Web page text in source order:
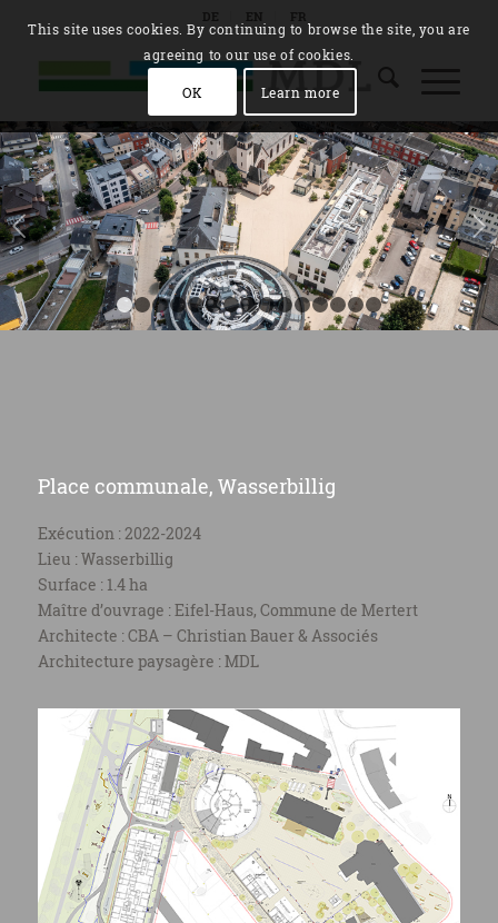
DE EN FR
Suivant
1 2 3 4 5 6 7 8 9 1011 12 131415
Place communale, Wasserbillig
Exécution : 2022-2024
Lieu : Wasserbillig
Surface : 1.4 ha
Maître d’ouvrage : Eifel-Haus, Commune de Mertert
Architecte : CBA – Christian Bauer & Associés
Architecture paysagère : MDL
This site uses cookies. By continuing to browse the site, you are
agreeing to our use of cookies.
OK Learn more